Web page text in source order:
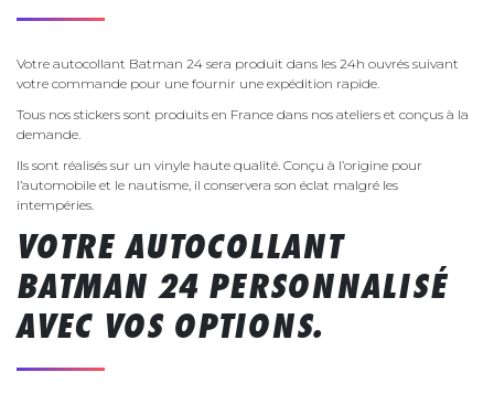
Votre autocollant Batman 24 sera produit dans les 24h ouvrés suivant
votre commande pour une fournir une expédition rapide.
Tous nos stickers sont produits en France dans nos ateliers et conçus à la
demande.
Ils sont réalisés sur un vinyle haute qualité. Conçu à l’origine pour
l’automobile et le nautisme, il conservera son éclat malgré les
intempéries.
VOTRE AUTOCOLLANT
BATMAN 24 PERSONNALISÉ
AVEC VOS OPTIONS.